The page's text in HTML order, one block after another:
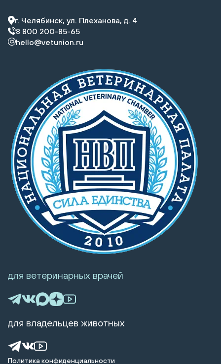
г. Челябинск, ул. Плеханова, д. 4
8 800 200-85-65
hello@vetunion.ru
Политика конфиденциальности
для ветеринарных врачей
для владельцев животных